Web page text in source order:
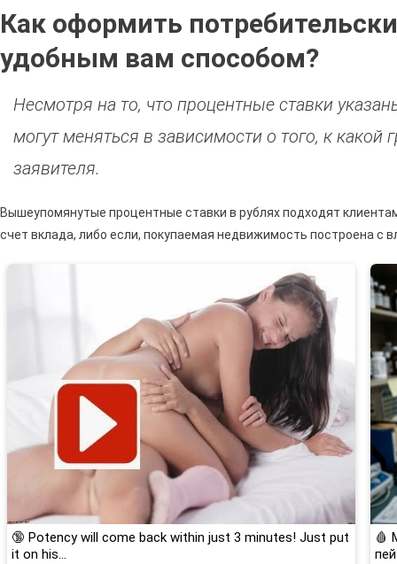
Как оформить
удобным вам способом?
Несмотря на то, что процентные ставки
могут меняться в зависимости о того, к какой
заявителя.
Вышеупомянутые процентные ставки в рублях подходят
счет вклада, либо если, покупаемая недвижимость построена с
🔞 Potency will come back within just 3 minutes! Just put
it on his…
🩸